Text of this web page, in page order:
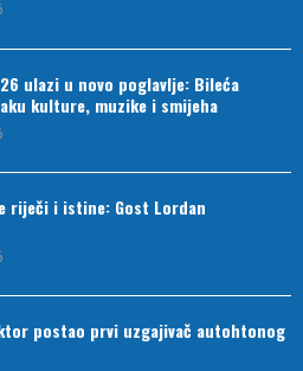
ulazi u novo poglavlje: Bileća
kulture, muzike i smijeha
riječi i istine: Gost Lordan
postao prvi uzgajivač autohtonog